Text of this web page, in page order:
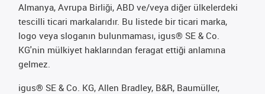
Almanya, Avrupa Birliği, ABD ve/veya diğer ülkelerdeki
tescilli ticari markalarıdır. Bu listede bir ticari marka,
logo veya sloganın bulunmaması, igus® SE & Co.
KG'nin mülkiyet haklarından feragat ettiği anlamına
gelmez.
igus® SE & Co. KG, Allen Bradley, B&R, Baumüller,